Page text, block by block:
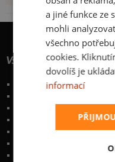
Vše o nákupu
Poštovné a způsoby
Zakázkový potisk textilu
Obchodní podmínky
Ochrana osobních
a jiné funkce ze
mohli
všechno
cookies.
dovolíš je
informací